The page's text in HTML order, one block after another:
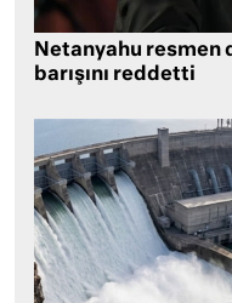
Netanyahu resmen
barışını reddetti